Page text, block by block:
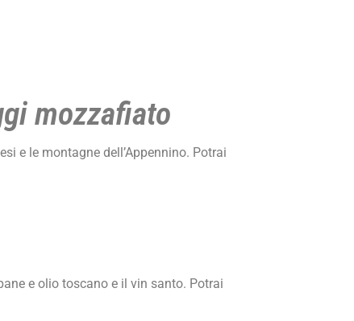
mozzafiato
e le montagne dell’Appennino. Potrai
e olio toscano e il vin santo. Potrai